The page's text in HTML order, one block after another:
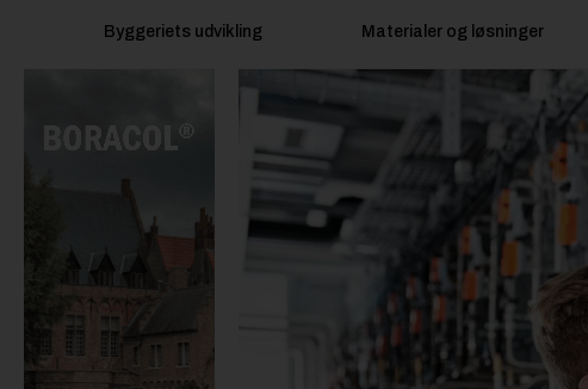
Byggeriets udvikling Materialer og løsninger